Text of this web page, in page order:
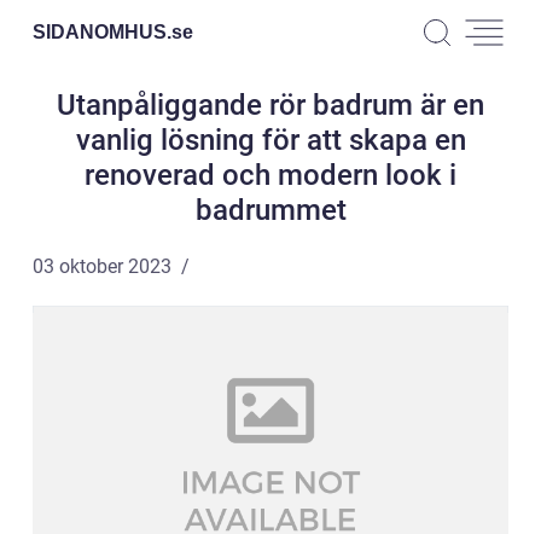
SIDANOMHUS.se
Utanpåliggande rör badrum är en
vanlig lösning för att skapa en
renoverad och modern look i
badrummet
03 oktober 2023